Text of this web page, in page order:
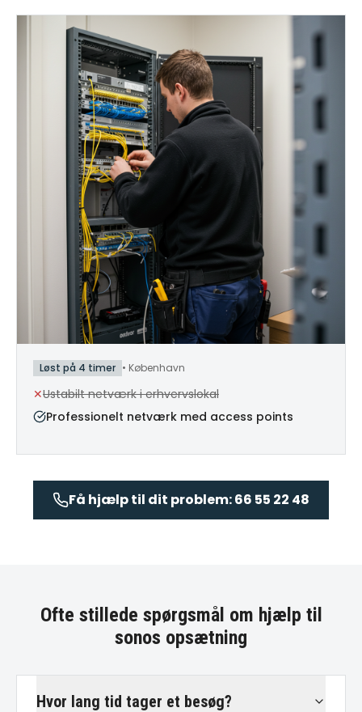
Løst på 4 timer • København
✕Ustabilt netværk i erhvervslokal
Professionelt netværk med access points
Få hjælp til dit problem: 66 55 22 48
Ofte stillede spørgsmål om hjælp til
sonos opsætning
Hvor lang tid tager et besøg?